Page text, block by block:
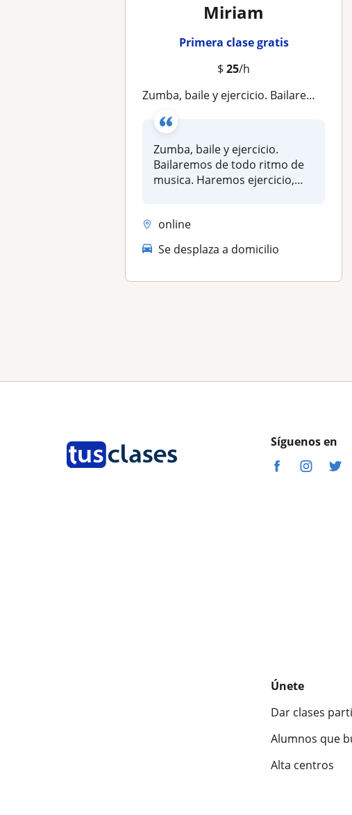
Miriam
Primera clase gratis
$25/h
Zumba, baile y ejercicio. Bailaremos de todo ritmo de musica. Haremos ejercicio, utilizaremos diferentes materiales para ejecutar
Zumba, baile y ejercicio.
Bailaremos de todo ritmo de
musica. Haremos ejercicio,
online
Se desplaza a domicilio
Síguenos en
Únete
Dar clases
Alumnos que
Alta centros